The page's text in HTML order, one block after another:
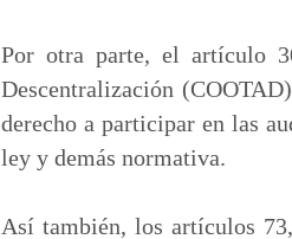
Por otra parte, el artículo
Descentralización
derecho a participar en las
ley y demás normativa.
Así también, los artículos